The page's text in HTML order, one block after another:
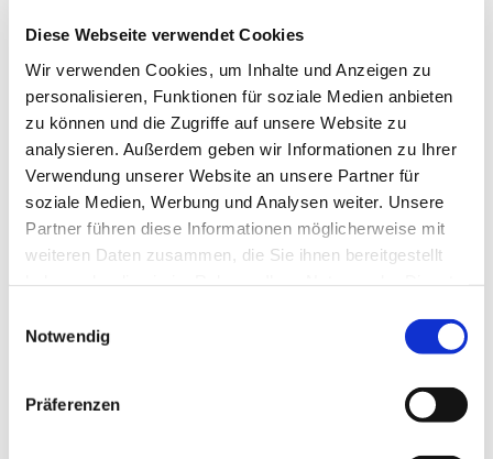
Diese Webseite verwendet Cookies
Wir verwenden Cookies, um Inhalte und Anzeigen zu
personalisieren, Funktionen für soziale Medien anbieten
zu können und die Zugriffe auf unsere Website zu
analysieren. Außerdem geben wir Informationen zu Ihrer
Verwendung unserer Website an unsere Partner für
soziale Medien, Werbung und Analysen weiter. Unsere
Partner führen diese Informationen möglicherweise mit
weiteren Daten zusammen, die Sie ihnen bereitgestellt
Notwendig
Präferenzen
Dies könnte Sie auch interessieren